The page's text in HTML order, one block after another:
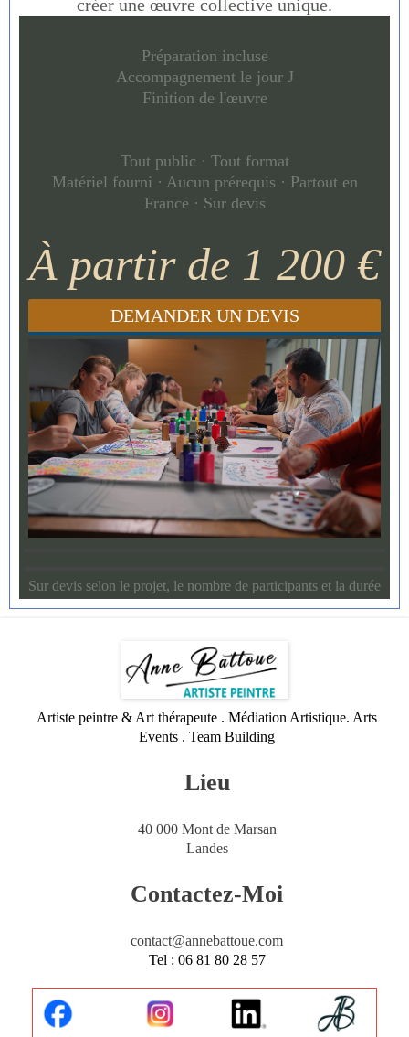
créer une œuvre collective unique.
Préparation incluse
Accompagnement le jour J
Finition de l'œuvre
Tout public · Tout format
Matériel fourni · Aucun prérequis · Partout en
France · Sur devis
À partir de 1 200 €
DEMANDER UN DEVIS
Sur devis selon le projet, le nombre de participants et la durée
Artiste peintre & Art thérapeute . Médiation Artistique. Arts
Events . Team Building
Lieu
40 000 Mont de Marsan
Landes
Contactez-Moi
contact@annebattoue.com
Tel : 06 81 80 28 57